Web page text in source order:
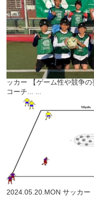
ッカー
【ゲーム性や競争
コーチ... ...
2024.05.20.MON サッカー